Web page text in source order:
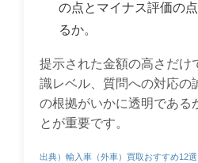
の点とマイナス評価の
るか。
提示された金額の高さだけ
識レベル、質問への対応の
の根拠がいかに透明である
とが重要です。
出典）輸入車（外車）買取おすすめ12